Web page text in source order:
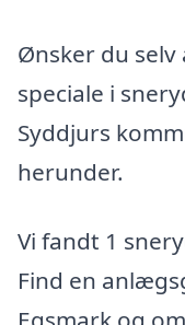
Ønsker du
speciale i
Syddjurs
herunder.
Vi fandt 1
Find en